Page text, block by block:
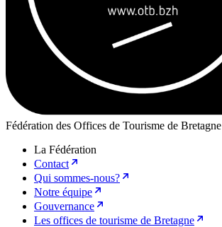
Fédération des Offices de Tourisme de
La Fédération
Contact
Qui sommes-nous?
Notre équipe
Gouvernance
Les offices de tourisme de Bretagne